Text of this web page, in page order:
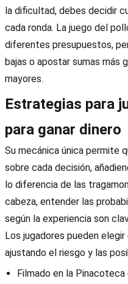
la dificultad, debes decidir
cada ronda. La juego del
diferentes presupuestos,
bajas o apostar sumas más
mayores.
Estrategias para
para ganar dinero
Su mecánica única permite
sobre cada decisión,
lo diferencia de las
cabeza, entender las
según la experiencia son
Los jugadores pueden
ajustando el riesgo y las
Filmado en la